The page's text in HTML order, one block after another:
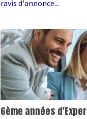
ravis d'annonce...
6ème années